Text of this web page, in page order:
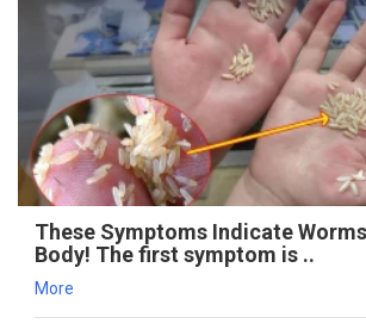
These Symptoms Indicate
Body! The first symptom is ..
More